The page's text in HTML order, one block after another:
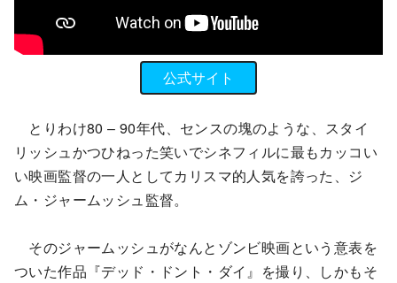
公式サイト
とりわけ80 – 90年代、センスの塊のような、スタイ
リッシュかつひねった笑いでシネフィルに最もカッコい
い映画監督の一人としてカリスマ的人気を誇った、ジ
ム・ジャームッシュ監督。
そのジャームッシュがなんとゾンビ映画という意表を
ついた作品『デッド・ドント・ダイ』を撮り、しかもそ